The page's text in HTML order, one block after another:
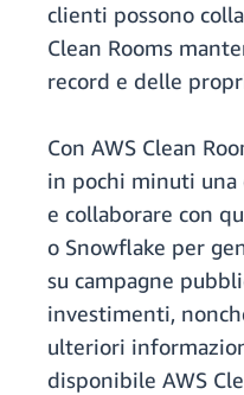
clienti possono
Clean Rooms
record e delle
Con AWS Clean
in pochi minuti una
e collaborare con
o Snowflake per
su campagne
investimenti,
ulteriori
disponibile AWS